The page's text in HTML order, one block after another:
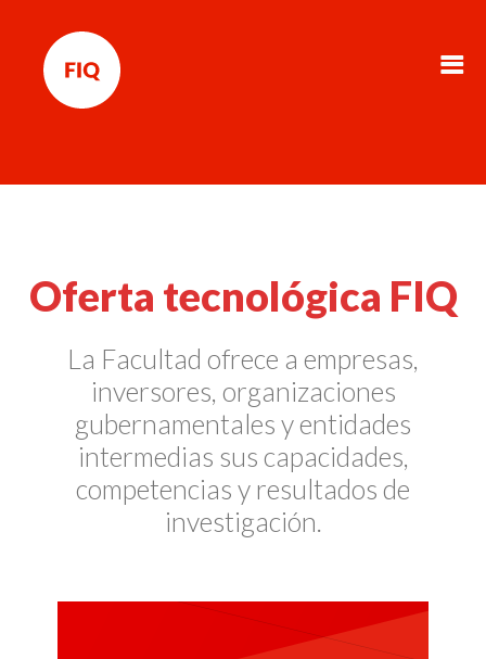
Oferta tecnológica FIQ
La Facultad ofrece a empresas,
inversores, organizaciones
gubernamentales y entidades
intermedias sus capacidades,
competencias y resultados de
investigación.